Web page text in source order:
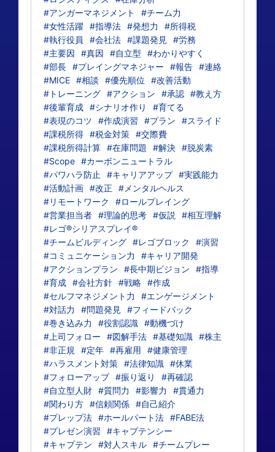
#アンガーマネジメント
#チーム力
#女性活躍 #指導法 #発想力
#所得税
#執行役員
#会社法 #課題発見
#労務
#主要因
#真因 #自立型
#わかりやすく
#部長 #プレイングマネジャー #報告 #連絡
#MICE #相談 #優先順位
#改善活動
#トレーニング #アクション #承認 #教え方
#後輩育成 #シナリオ作り
#育てる
#表現のコツ
#作成演習 #プラン
#スライド
#課税所得 #税金対策 #交際費
#課税所得計算 #在庫問題 #解決 #脱炭素
#Scope #カーボンニュートラル
#パワハラ防止
#キャリアアップ #実践能力
#活動計画 #改正
#メンタルヘルス
#リモートワーク
#ロールプレイング
#営業担当者 #理論的思考 #仮説
#相互理解
#レゴ®シリアスプレイ®
#チームビルディング #レゴブロック
#演習
#コミュニケーション力
#キャリア開発
#アクションプラン
#長中期ビジョン
#指導
#育成 #会社方針 #戦略 #作成
#セルフマネジメント力
#エンゲージメント
#対話力
#問題発見
#フィードバック
#巻き込み力
#役割認識 #動機づけ
#上司フォロー
#図解手法 #基礎知識 #株主
#非正規
#定年 #再雇用
#健康管理
#ハラスメント対策 #法律知識 #休業
#フォローアップ #振り返り
#再確認
#自立型人財 #質問力 #影響力
#貫通力
#関わり方 #信頼関係 #自己紹介
#プレップ法 #ホールパート法 #FABE法
#プレゼン演習
#キャプテンシー
#キャプテン
#対人スキル #チームプレー